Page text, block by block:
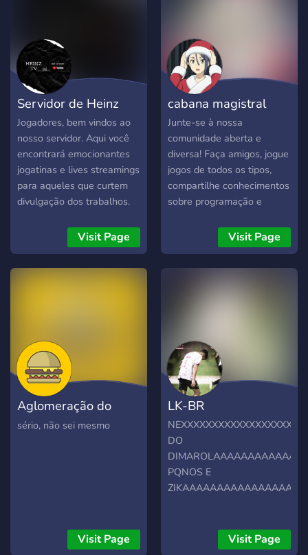
nada do tipo. Você está em
um ambiente limpo! A
comunidade está sempre
em mudança e adaptação,
então há sempre
novidades, Mix, MM,
Torneios privados, Torneios
regioais, Amadores e etc.
Servidor todo configurado,
seguro e com diversos
prémios e cargos Há um
Capital Brasil - CS2" (na
listagem ao lado) somente
Competitivo e
habilidades.
Servidor de Heinz
Jogadores, bem vindos ao
nosso servidor. Aqui você
encontrará emocionantes
jogatinas e lives streamings
para aqueles que curtem
divulgação dos trabalhos.
acomodem.
Visit Page
cabana magistral
Junte-se à nossa
comunidade aberta e
diversa! Faça amigos, jogue
jogos de todos os tipos,
compartilhe conhecimentos
sobre programação e
Entre agora e seja bem-
Visit Page
Aglomeração do
rbaldi ??
sério, não sei mesmo
Visit Page
LK-BR
DO
PQNOS E
Visit Page